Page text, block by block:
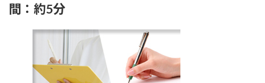
間：約5分